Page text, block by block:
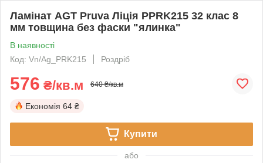
Ламінат AGT Pruva Ліція PPRK215 32 клас 8
мм товщина без фаски "ялинка"
В наявності
Код: Vn/Ag_PRK215
Роздріб
576 ₴/кв.м 640 ₴/кв.м
Економія 64 ₴
Купити
або